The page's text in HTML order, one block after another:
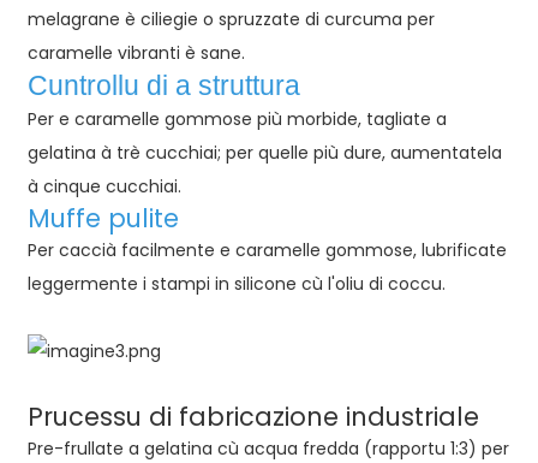
melagrane è ciliegie o spruzzate di curcuma per
caramelle vibranti è sane.
Cuntrollu di a struttura
Per e caramelle gommose più morbide, tagliate a
gelatina à trè cucchiai; per quelle più dure, aumentatela
à cinque cucchiai.
Muffe pulite
Per caccià facilmente e caramelle gommose, lubrificate
leggermente i stampi in silicone cù l'oliu di coccu.
Prucessu di fabricazione industriale
Pre-frullate a gelatina cù acqua fredda (rapportu 1:3) per